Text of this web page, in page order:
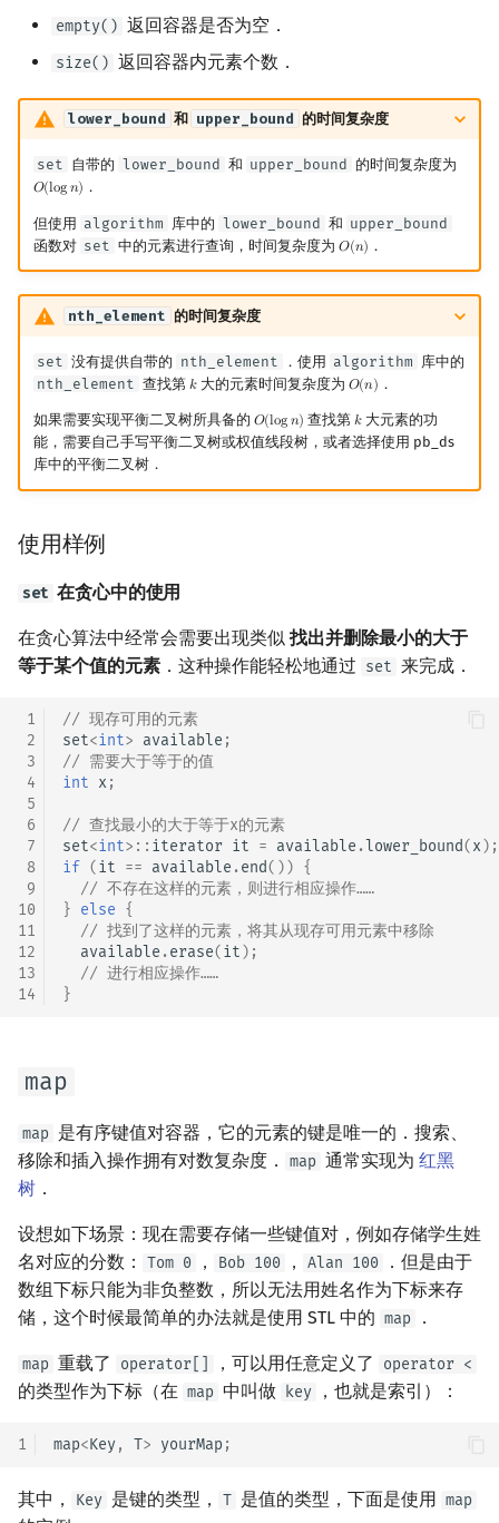
empty() 返回容器是否为空．
size() 返回容器内元素个数．
lower_bound 和 upper_bound 的时间复杂度
set 自带的 lower_bound 和 upper_bound 的时间复杂度为
𝑂(log𝑛)
O(log n) ．
但使用 algorithm 库中的 lower_bound 和 upper_bound
函数对 set 中的元素进行查询，时间复杂度为 𝑂(𝑛)
O(n) ．
nth_element 的时间复杂度
set 没有提供自带的 nth_element ．使用 algorithm 库中的
nth_element 查找第 𝑘
k大的元素时间复杂度为 𝑂(𝑛)
O(n) ．
如果需要实现平衡二叉树所具备的 𝑂(log𝑛)
O(log n) 查找第𝑘
k大元素的功
能，需要自己手写平衡二叉树或权值线段树，或者选择使用 pb_ds
库中的平衡二叉树．
使用样例
set 在贪心中的使用
在贪心算法中经常会需要出现类似 找出并删除最小的大于
等于某个值的元素 ．这种操作能轻松地通过 set 来完成．
1
2
3
4
5
6
7
8
9
10
11
12
13
14
// 现存可用的元素
set<int> available ;
// 需要大于等于的值
int x;
// 查找最小的大于等于x的元素
set<int>:: iterator it = available . lower_bound( x);
if ( it == available .end()) {
// 不存在这样的元素，则进行相应操作……
} else {
// 找到了这样的元素，将其从现存可用元素中移除
available .erase( it );
// 进行相应操作……
}
map
map 是有序键值对容器，它的元素的键是唯一的．搜索、
移除和插入操作拥有对数复杂度．
map 通常实现为 红黑
树 ．
设想如下场景：现在需要存储一些键值对，例如存储学生姓
名对应的分数：
Tom 0 ， Bob 100 ， Alan 100
．但是由于
数组下标只能为非负整数，所以无法用姓名作为下标来存
储，这个时候最简单的办法就是使用 STL 中的 map ．
map 重载了 operator[] ，可以用任意定义了 operator <
的类型作为下标（在 map 中叫做 key ，也就是索引）：
1 map<Key, T> yourMap ;
其中， Key 是键的类型， T 是值的类型，下面是使用 map